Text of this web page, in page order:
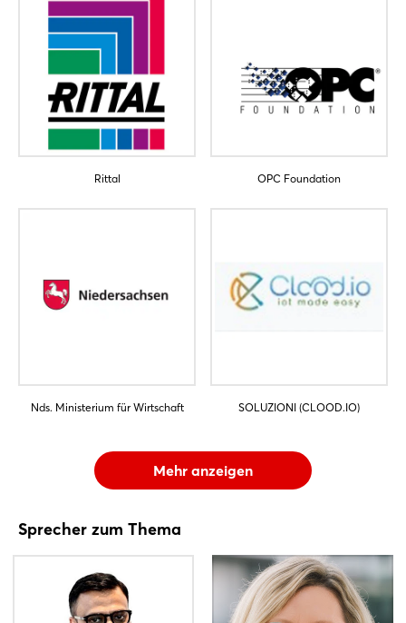
Rittal OPC Foundation
Nds. Ministerium für Wirtschaft SOLUZIONI (CLOOD.IO)
Mehr anzeigen
Sprecher zum Thema